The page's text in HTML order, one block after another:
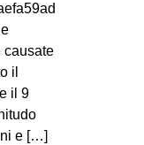
causate
il
il 9
e […]